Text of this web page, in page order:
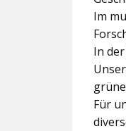
Im
In der
Für